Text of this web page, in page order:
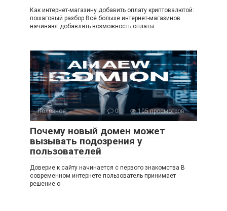
Как интернет-магазину добавить оплату криптовалютой:
пошаговый разбор Всё больше интернет-магазинов
начинают добавлять возможность оплаты
Полезное 0 105 просмотров
Почему новый домен может
вызывать подозрения у
пользователей
Доверие к сайту начинается с первого знакомства В
современном интернете пользователь принимает
решение о